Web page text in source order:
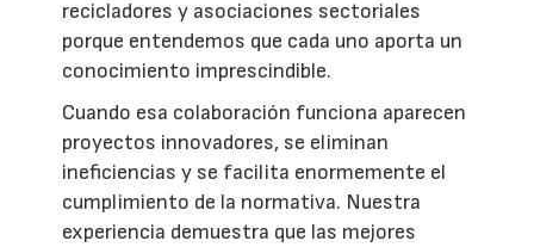
recicladores y asociaciones sectoriales
porque entendemos que cada uno aporta un
conocimiento imprescindible.
Cuando esa colaboración funciona aparecen
proyectos innovadores, se eliminan
ineficiencias y se facilita enormemente el
cumplimiento de la normativa. Nuestra
experiencia demuestra que las mejores